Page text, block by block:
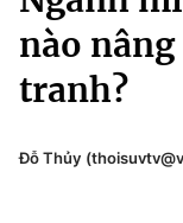
Chính trị
Xã hội
Pháp luật
Thể thao
Truyền hình
Văn hóa -
Công nghệ
nào
tranh?
Đỗ Thủy